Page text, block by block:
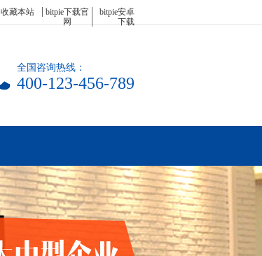
收藏本站
bitpie下载官
网
bitpie安卓
下载
全国咨询热线：
400-123-456-789